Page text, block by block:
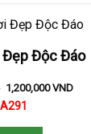
Đẹp Độc Đáo
1,200,000VND
A291